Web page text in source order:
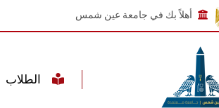
أهلاً بك في جامعة عين شمس